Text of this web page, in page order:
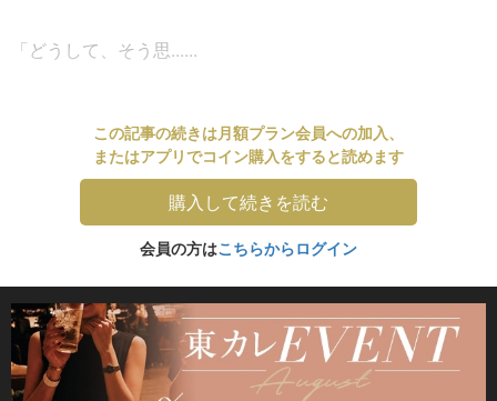
「どうして、そう思......
この記事の続きは月額プラン会員への加入、
またはアプリでコイン購入をすると読めます
購入して続きを読む
会員の方はこちらからログイン